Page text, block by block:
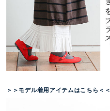
＞＞モデル着用アイテムはこちら＜＜